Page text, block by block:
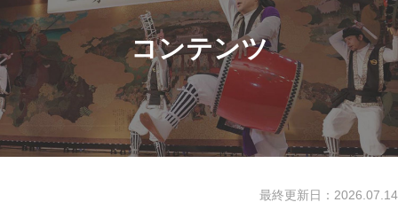
コンテンツ
最終更新日： 2026.07.14